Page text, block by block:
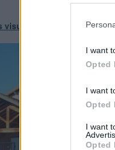
I want
Opted
I want
Opted
I want
Opted
visuels